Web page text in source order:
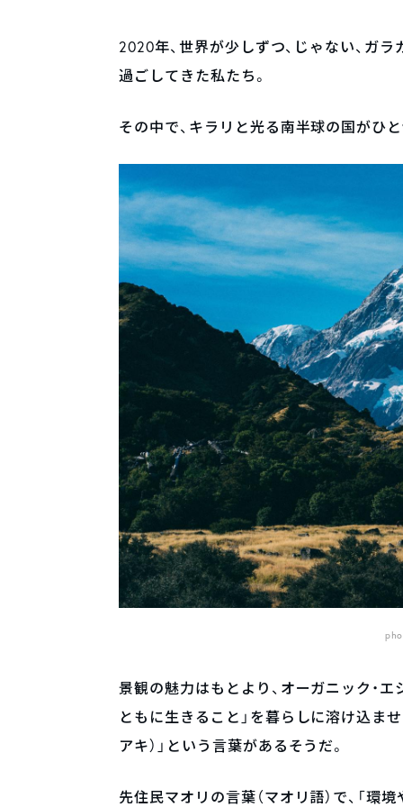
2020年、世界が少しずつ、じゃない、ガ
過ごしてきた私たち。
その中で、キラリと光る南半球の国がひ
景観の魅力はもとより、オーガニック・
ともに生きること」を暮らしに溶け込ま
アキ）」という言葉があるそうだ。
先住民マオリの言葉（マオリ語）で、「環